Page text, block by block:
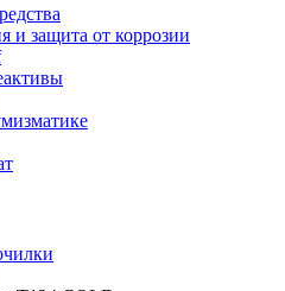
и защита от коррозии